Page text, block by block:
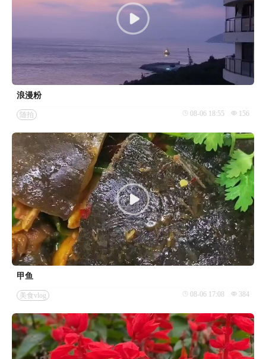
浪漫粉
随拍 08-06 18:55 156
甲鱼
美食vlog 08-06 17:08 384